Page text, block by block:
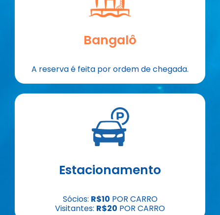
Bangalô
A reserva é feita por ordem de chegada.
Estacionamento
Sócios: R$10 POR CARRO
Visitantes: R$20 POR CARRO